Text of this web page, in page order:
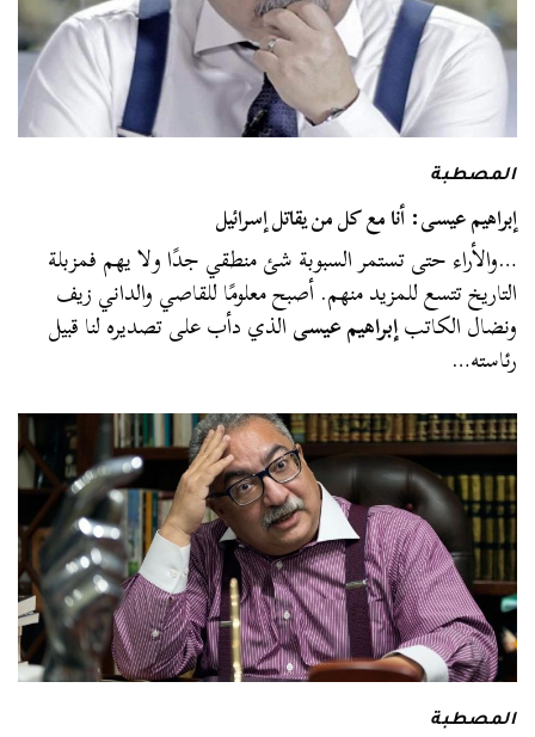
المصطبة
إبراهيم عيسى: أنا مع كل من يقاتل إسرائيل
…والأراء حتى تستمر السبوبة شئ منطقي جدًا ولا يهم فمزبلة
التاريخ تتسع للمزيد منهم. أصبح معلومًا للقاصي والداني زيف
ونضال الكاتبإبراهيم عيسىالذي دأب على تصديره لنا قبيل
رئاسته…
المصطبة